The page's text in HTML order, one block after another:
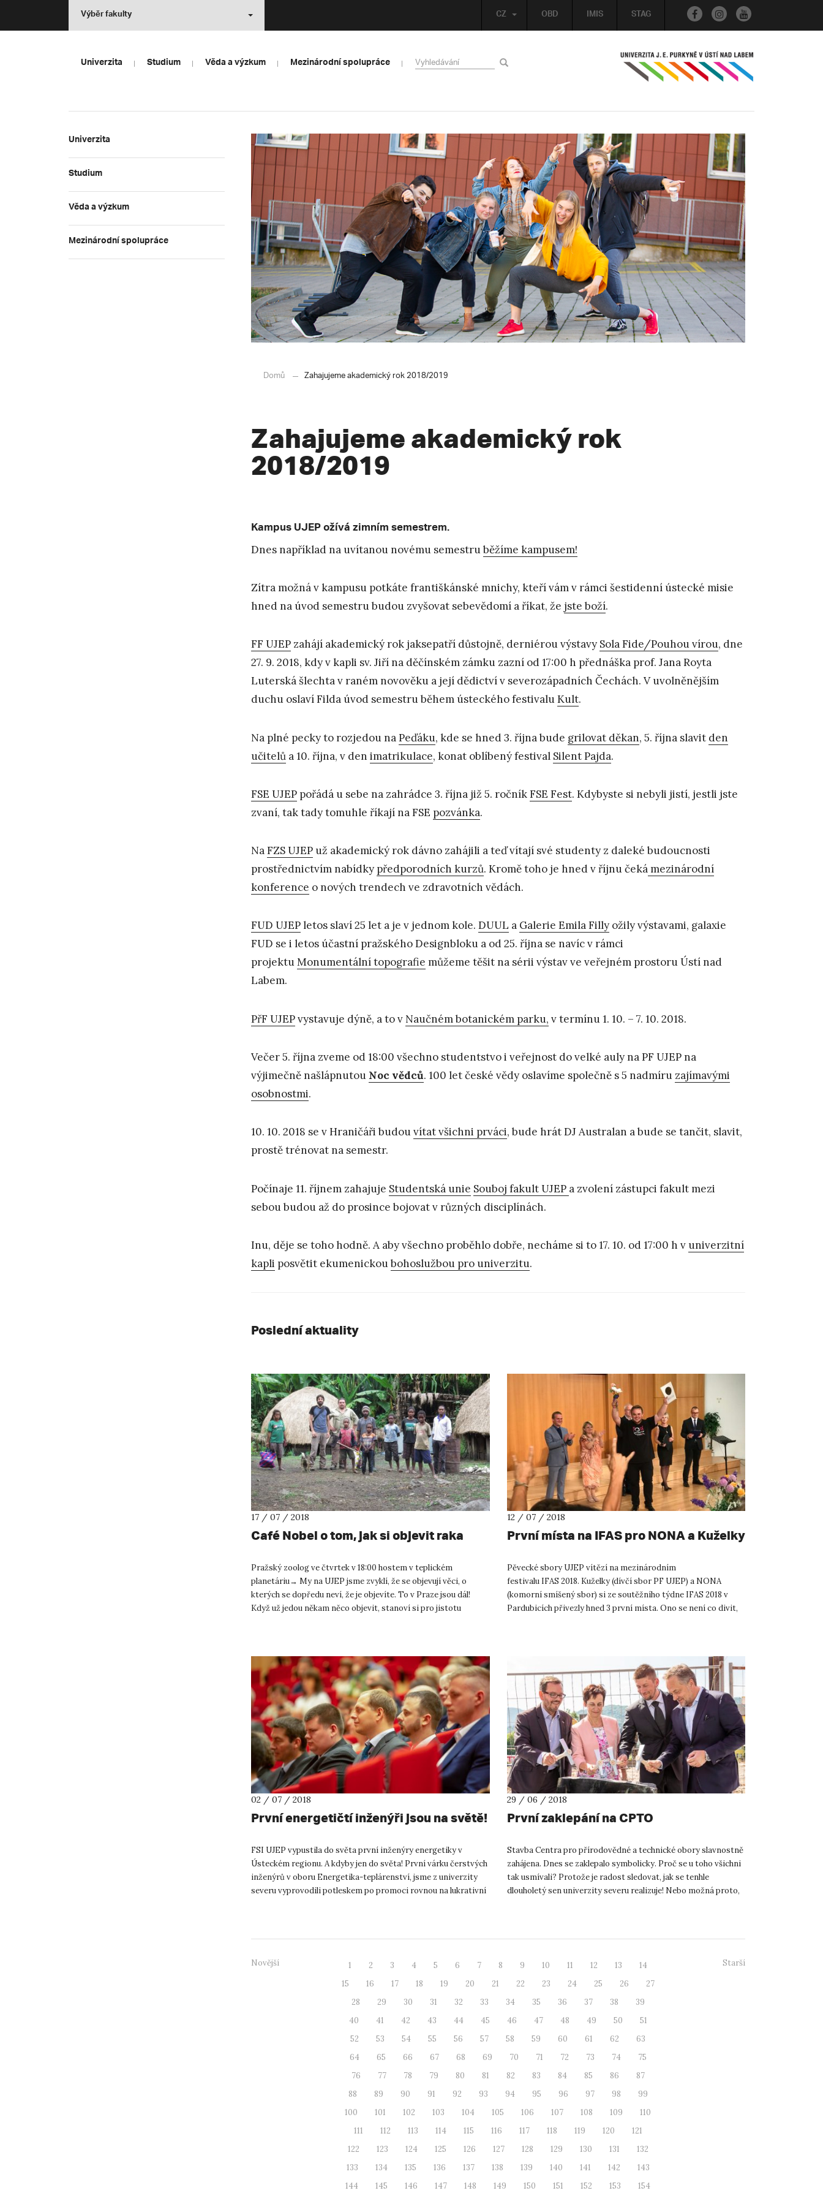
OBD IMIS STAG
CZ
Výběr fakulty
Univerzita Studium Věda a výzkum Mezinárodní spolupráce
Univerzita
Studium
Věda a výzkum
Mezinárodní spolupráce
Domů Zahajujeme akademický rok 2018/2019
Zahajujeme akademický rok
2018/2019
Kampus UJEP ožívá zimním semestrem.
Dnes například na uvítanou novému semestruběžíme kampusem!
Zítra možná v kampusu potkáte františkánské mnichy, kteří vám v rámci šestidenní ústecké misie
hned na úvod semestru budou zvyšovat sebevědomí a říkat, že jste boží.
FF UJEP zahájí akademický rok jaksepatří důstojně, derniérou výstavy Sola Fide/Pouhou vírou, dne
27. 9. 2018, kdy v kapli sv. Jiří na děčínském zámku zazní od 17:00 h přednáška prof. Jana Royta
Luterská šlechta v raném novověku a její dědictví v severozápadních Čechách. V uvolněnějším
duchu oslaví Filda úvod semestru během ústeckého festivaluKult.
Na plné pecky to rozjedou naPeďáku, kde se hned 3. října bude grilovat děkan, 5. října slavit den
učitelů a 10. října, v den imatrikulace, konat oblíbený festival Silent Pajda.
FSE UJEP pořádá u sebe na zahrádce 3. října již 5. ročníkFSE Fest. Kdybyste si nebyli jistí, jestli jste
zvaní, tak tady tomuhle říkají na FSE pozvánka.
NaFZS UJEP už akademický rok dávno zahájili a teď vítají své studenty z daleké budoucnosti
prostřednictvím nabídky předporodních kurzů. Kromě toho je hned v říjnu čekámezinárodní
konference o nových trendech ve zdravotních vědách.
FUD UJEPletos slaví 25 let a je v jednom kole. DUUL a Galerie Emila Filly ožily výstavami, galaxie
FUD se i letos účastní pražského Designbloku a od 25. října se navíc v rámci
projektuMonumentální topografie můžeme těšit na sérii výstav ve veřejném prostoru Ústí nad
Labem.
PřF UJEPvystavuje dýně, a to v Naučném botanickém parku, v termínu 1. 10. – 7. 10. 2018.
Večer 5. října zveme od 18:00 všechno studentstvo i veřejnost do velké auly na PF UJEP na
výjimečně našlápnutou Noc vědců. 100 let české vědy oslavíme společně s 5 nadmíru zajímavými
osobnostmi.
10. 10. 2018 se v Hraničáři budouvítat všichni prváci, bude hrát DJ Australan a bude se tančit, slavit,
prostě trénovat na semestr.
Počínaje 11. říjnem zahajuje Studentská unie Souboj fakult UJEP a zvolení zástupci fakult mezi
sebou budou až do prosince bojovat v různých disciplínách.
Inu, děje se toho hodně. A aby všechno proběhlo dobře, necháme si to 17. 10. od 17:00 h v univerzitní
kapli posvětit ekumenickoubohoslužbou pro univerzitu.
Poslední aktuality
17 / 07 / 2018
Café Nobel o tom, jak si objevit raka
Pražský zoolog ve čtvrtek v 18:00 hostem v teplickém
planetáriu→ My na UJEP jsme zvyklí, že se objevují věci, o
kterých se dopředu neví, že je objevíte. To v Praze jsou dál!
Když už jedou někam něco objevit, stanoví si pro jistotu
12 / 07 / 2018
První místa na IFAS pro NONA a Kuželky
Pěvecké sbory UJEP vítězí na mezinárodním
festivalu IFAS 2018. Kuželky (dívčí sbor PF UJEP) a NONA
(komorní smíšený sbor) si ze soutěžního týdne IFAS 2018 v
Pardubicích přivezly hned 3 první místa. Ono se není co divit,
02 / 07 / 2018
První energetičtí inženýři jsou na světě!
FSI UJEP vypustila do světa první inženýry energetiky v
Ústeckém regionu. A kdyby jen do světa! První várku čerstvých
inženýrů v oboru Energetika-teplárenství, jsme z univerzity
severu vyprovodili potleskem po promoci rovnou na lukrativní
29 / 06 / 2018
První zaklepání na CPTO
Stavba Centra pro přírodovědné a technické obory slavnostně
zahájena. Dnes se zaklepalo symbolicky. Proč se u toho všichni
tak usmívali? Protože je radost sledovat, jak se tenhle
dlouholetý sen univerzity severu realizuje! Nebo možná proto,
Novější 1 2 3 4 5 6 7 8 9 10 11 12 13
14
15
16 17 18 19 20 21 22 23 24 25 26
27
28
29 30 31 32 33 34 35 36 37 38
39
40
41 42 43 44 45 46 47 48 49 50
51
52
53 54 55 56 57 58 59 60 61 62
63
64
65 66 67 68 69 70 71 72 73 74
75
76
77 78 79 80 81 82 83 84 85 86
87
88
89 90 91 92 93 94 95 96 97 98
99
100
101 102 103 104 105 106 107 108 109
110
111
112 113 114 115 116 117 118 119 120
121
122
123 124 125 126 127 128 129 130 131
132
133
134 135 136 137 138 139 140 141 142
143
144
145 146 147 148 149 150 151 152 153 154
Starší